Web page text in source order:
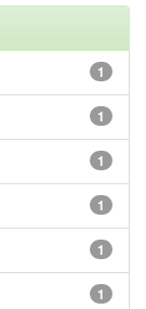
1
1
1
1
1
1